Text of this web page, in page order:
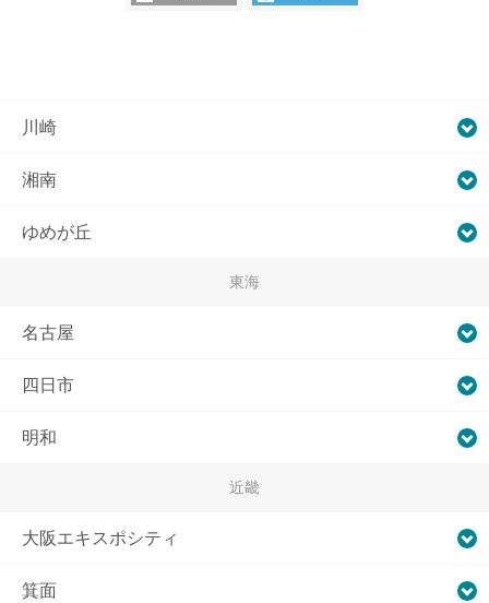
川崎
湘南
ゆめが丘
東海
名古屋
四日市
明和
近畿
大阪エキスポシティ
箕面